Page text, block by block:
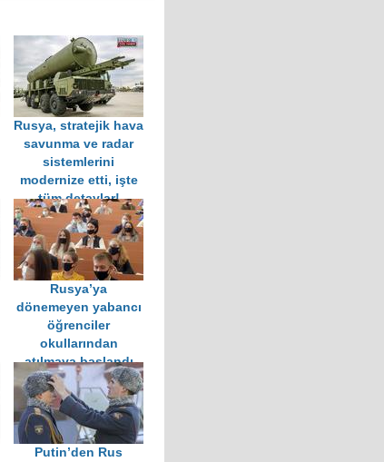
Rusya, stratejik hava
savunma ve radar
sistemlerini
modernize etti, işte
tüm detaylar!
Rusya’ya
dönemeyen yabancı
öğrenciler
okullarından
atılmaya başlandı
Putin’den Rus